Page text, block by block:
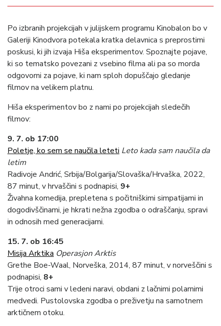
Po izbranih projekcijah v julijskem programu Kinobalon bo v
Galeriji Kinodvora potekala kratka delavnica s preprostimi
poskusi, ki jih izvaja Hiša eksperimentov. Spoznajte pojave,
ki so tematsko povezani z vsebino filma ali pa so morda
odgovorni za pojave, ki nam sploh dopuščajo gledanje
filmov na velikem platnu.
Hiša eksperimentov bo z nami po projekcijah sledečih
filmov:
9. 7. ob 17:00
Poletje, ko sem se naučila leteti Leto kada sam naučila da
letim
Radivoje Andrić, Srbija/Bolgarija/Slovaška/Hrvaška, 2022,
87 minut, v hrvaščini s podnapisi, 9+
Živahna komedija, prepletena s počitniškimi simpatijami in
dogodivščinami, je hkrati nežna zgodba o odraščanju, spravi
in odnosih med generacijami.
15. 7. ob 16:45
Misija Arktika Operasjon Arktis
Grethe Boe-Waal, Norveška, 2014, 87 minut, v norveščini s
podnapisi, 8+
Trije otroci sami v ledeni naravi, obdani z lačnimi polarnimi
medvedi. Pustolovska zgodba o preživetju na samotnem
arktičnem otoku.